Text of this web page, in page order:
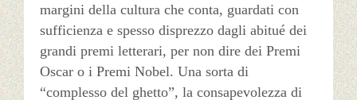
margini della cultura che conta, guardati con
sufficienza e spesso disprezzo dagli abitué dei
grandi premi letterari, per non dire dei Premi
Oscar o i Premi Nobel. Una sorta di
“complesso del ghetto”, la consapevolezza di